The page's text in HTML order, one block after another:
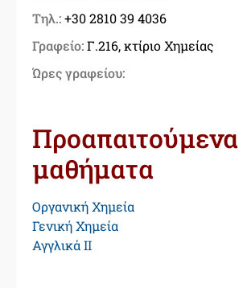
Τηλ.:+30 2810 39 4036
Γραφείο:Γ.216, κτίριο Χημείας
Ώρες γραφείου:
Προαπαιτούμενα
μαθήματα
Οργανική Χημεία
Γενική Χημεία
Αγγλικά ΙΙ